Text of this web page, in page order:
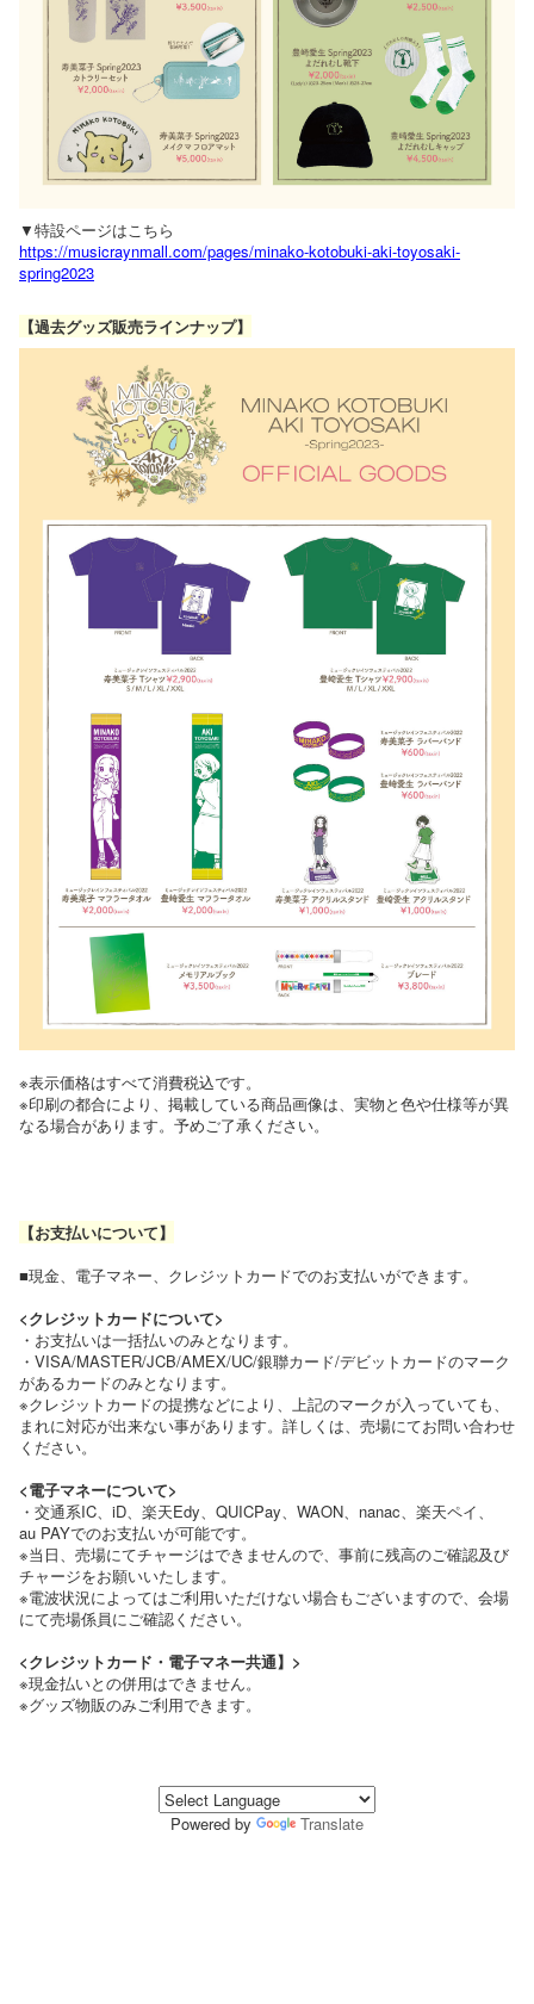
▼特設ページはこちら
https://musicraynmall.com/pages/minako-kotobuki-aki-toyosaki-
spring2023
【過去グッズ販売ラインナップ】
※表示価格はすべて消費税込です。
※印刷の都合により、掲載している商品画像は、実物と色や仕様等が異
なる場合があります。予めご了承ください。
【お支払いについて】
■現金、電子マネー、クレジットカードでのお支払いができます。
<クレジットカードについて>
・お支払いは一括払いのみとなります。
・VISA/MASTER/JCB/AMEX/UC/銀聯カード/デビットカードのマーク
があるカードのみとなります。
※クレジットカードの提携などにより、上記のマークが入っていても、
まれに対応が出来ない事があります。詳しくは、売場にてお問い合わせ
ください。
<電子マネーについて>
・交通系IC、iD、楽天Edy、QUICPay、WAON、nanac、楽天ペイ、
au PAYでのお支払いが可能です。
※当日、売場にてチャージはできませんので、事前に残高のご確認及び
チャージをお願いいたします。
※電波状況によってはご利用いただけない場合もございますので、会場
にて売場係員にご確認ください。
<クレジットカード・電子マネー共通】>
※現金払いとの併用はできません。
※グッズ物販のみご利用できます。
Powered by Translate